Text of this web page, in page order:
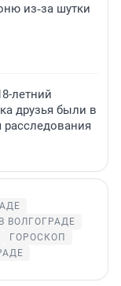
из‑за шутки
летний
друзья были в
расследования
ВОЛГОГРАДЕ
ГОРОСКОП